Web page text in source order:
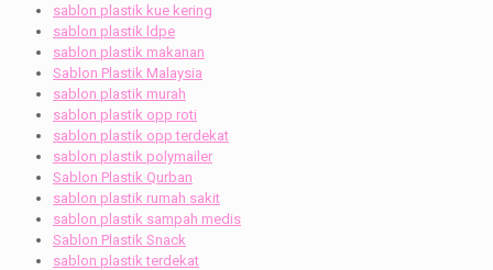
sablon plastik kue kering
sablon plastik ldpe
sablon plastik makanan
Sablon Plastik Malaysia
sablon plastik murah
sablon plastik opp roti
sablon plastik opp terdekat
sablon plastik polymailer
Sablon Plastik Qurban
sablon plastik rumah sakit
sablon plastik sampah medis
Sablon Plastik Snack
sablon plastik terdekat